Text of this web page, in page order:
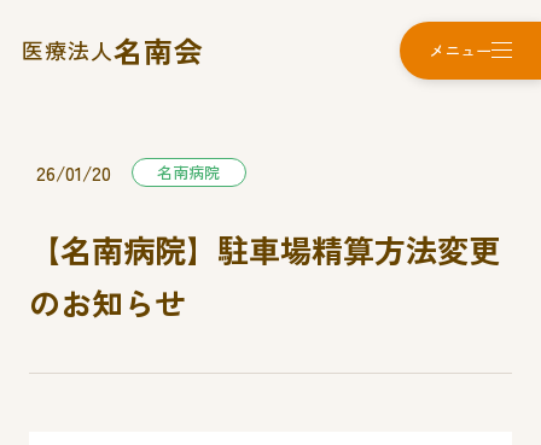
医療法人名南会 メニュー
26/01/20 名南病院
【名南病院】駐車場精算方法変更
のお知らせ